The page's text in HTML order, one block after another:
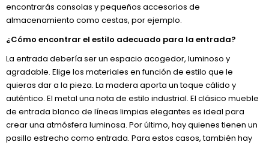
encontrarás consolas y pequeños accesorios de
almacenamiento como cestas, por ejemplo.
¿Cómo encontrar el estilo adecuado para la entrada?
La entrada debería ser un espacio acogedor, luminoso y
agradable. Elige los materiales en función de estilo que le
quieras dar a la pieza. La madera aporta un toque cálido y
auténtico. El metal una nota de estilo industrial. El clásico mueble
de entrada blanco de líneas limpias elegantes es ideal para
crear una atmósfera luminosa. Por último, hay quienes tienen un
pasillo estrecho como entrada. Para estos casos, también hay